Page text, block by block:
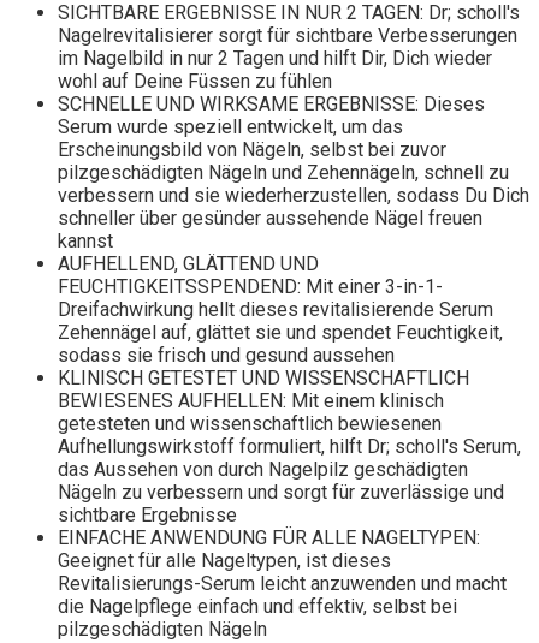
SICHTBARE ERGEBNISSE IN NUR 2 TAGEN: Dr; scholl's
Nagelrevitalisierer sorgt für sichtbare Verbesserungen
im Nagelbild in nur 2 Tagen und hilft Dir, Dich wieder
wohl auf Deine Füssen zu fühlen
SCHNELLE UND WIRKSAME ERGEBNISSE: Dieses
Serum wurde speziell entwickelt, um das
Erscheinungsbild von Nägeln, selbst bei zuvor
pilzgeschädigten Nägeln und Zehennägeln, schnell zu
verbessern und sie wiederherzustellen, sodass Du Dich
schneller über gesünder aussehende Nägel freuen
kannst
AUFHELLEND, GLÄTTEND UND
FEUCHTIGKEITSSPENDEND: Mit einer 3-in-1-
Dreifachwirkung hellt dieses revitalisierende Serum
Zehennägel auf, glättet sie und spendet Feuchtigkeit,
sodass sie frisch und gesund aussehen
KLINISCH GETESTET UND WISSENSCHAFTLICH
BEWIESENES AUFHELLEN: Mit einem klinisch
getesteten und wissenschaftlich bewiesenen
Aufhellungswirkstoff formuliert, hilft Dr; scholl's Serum,
das Aussehen von durch Nagelpilz geschädigten
Nägeln zu verbessern und sorgt für zuverlässige und
sichtbare Ergebnisse
EINFACHE ANWENDUNG FÜR ALLE NAGELTYPEN:
Geeignet für alle Nageltypen, ist dieses
Revitalisierungs-Serum leicht anzuwenden und macht
die Nagelpflege einfach und effektiv, selbst bei
pilzgeschädigten Nägeln